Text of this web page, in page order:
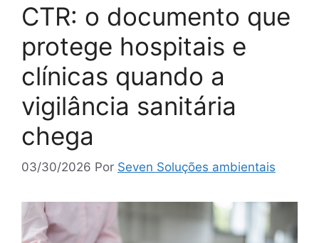
CTR: o documento que
protege hospitais e
clínicas quando a
vigilância sanitária
chega
03/30/2026 Por Seven Soluções ambientais